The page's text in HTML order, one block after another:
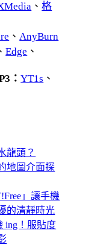
、格
、 AnyBurn
Edge 、
：YT1s 、
龍頭？
地圖介面探
」讓手機
的清靜時光
ing！服貼度